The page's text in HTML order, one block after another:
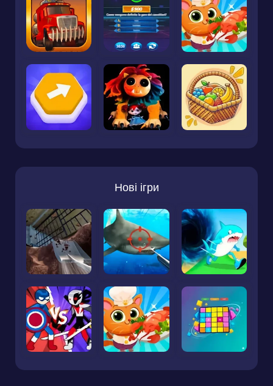
Нові ігри